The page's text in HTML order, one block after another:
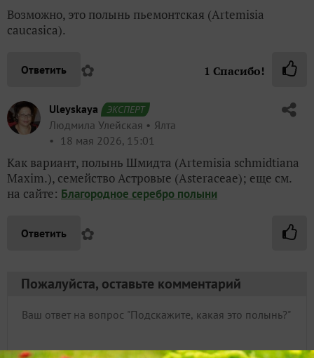
Возможно, это полынь пьемонтская (Artemisia
caucasica).
Ответить ✿ 1 Спасибо!
Uleyskaya ЭКСПЕРТ
Людмила Улейская
Ялта
18 мая 2026, 15:01
Как вариант, полынь Шмидта (Artemisia schmidtiana
Maxim.), семейство Астровые (Asteraceae); еще см.
на сайте: Благородное серебро полыни
Ответить ✿
Пожалуйста, оставьте комментарий